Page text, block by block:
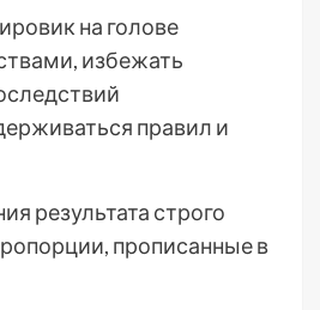
на голове
избежать
правил и
результата строго
прописанные в